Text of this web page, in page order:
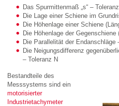
Das Spurmittenmaß „s“ –
Die Lage einer Schiene im
Die Höhenlage einer Schiene
Die Höhenlage der
Die Parallelität der Endanschläge
Die Neigungsdifferenz
– Toleranz N
Bestandteile des
Messsystems sind ein
motorisierter
Industrietachymeter